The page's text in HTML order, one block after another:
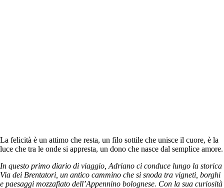
La felicità è un attimo che resta, un filo sottile che unisce il cuore, è la
luce che tra le onde si appresta, un dono che nasce dal semplice amore.
In questo primo diario di viaggio, Adriano ci conduce lungo la storica
Via dei Brentatori, un antico cammino che si snoda tra vigneti, borghi
e paesaggi mozzafiato dell’Appennino bolognese. Con la sua curiosità